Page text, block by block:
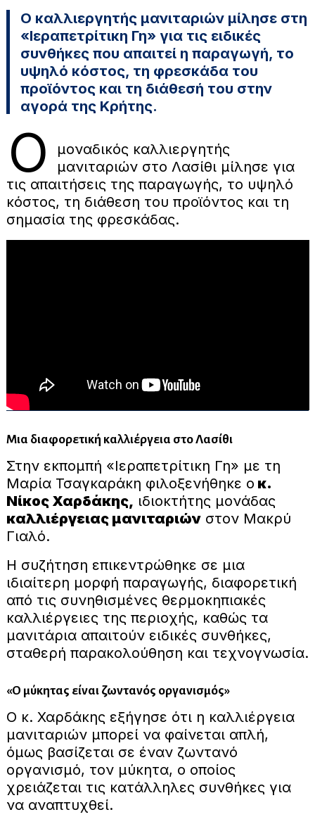
Ο καλλιεργητής μανιταριών μίλησε στη
«Ιεραπετρίτικη Γη» για τις ειδικές
συνθήκες που απαιτεί η παραγωγή, το
υψηλό κόστος, τη φρεσκάδα του
προϊόντος και τη διάθεσή του στην
αγορά της Κρήτης.
Ο
μοναδικός καλλιεργητής
μανιταριών στο Λασίθι μίλησε για
τις απαιτήσεις της παραγωγής, το υψηλό
κόστος, τη διάθεση του προϊόντος και τη
σημασία της φρεσκάδας.
Μια διαφορετική καλλιέργεια στο Λασίθι
Στην εκπομπή «Ιεραπετρίτικη Γη» με τη
Μαρία Τσαγκαράκη φιλοξενήθηκε ο κ.
Νίκος Χαρδάκης, ιδιοκτήτης μονάδας
καλλιέργειας μανιταριώνστον Μακρύ
Γιαλό.
Η συζήτηση επικεντρώθηκε σε μια
ιδιαίτερη μορφή παραγωγής, διαφορετική
από τις συνηθισμένες θερμοκηπιακές
καλλιέργειες της περιοχής, καθώς τα
μανιτάρια απαιτούν ειδικές συνθήκες,
σταθερή παρακολούθηση και τεχνογνωσία.
«Ο μύκητας είναι ζωντανός οργανισμός»
Ο κ. Χαρδάκης εξήγησε ότι η καλλιέργεια
μανιταριών μπορεί να φαίνεται απλή,
όμως βασίζεται σε έναν ζωντανό
οργανισμό, τον μύκητα, ο οποίος
χρειάζεται τις κατάλληλες συνθήκες για
να αναπτυχθεί.